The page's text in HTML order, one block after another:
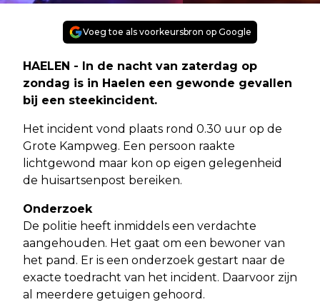
Voeg toe als voorkeursbron op Google
HAELEN - In de nacht van zaterdag op
zondag is in Haelen een gewonde gevallen
bij een steekincident.
Het incident vond plaats rond 0.30 uur op de
Grote Kampweg. Een persoon raakte
lichtgewond maar kon op eigen gelegenheid
de huisartsenpost bereiken.
Onderzoek
De politie heeft inmiddels een verdachte
aangehouden. Het gaat om een bewoner van
het pand. Er is een onderzoek gestart naar de
exacte toedracht van het incident. Daarvoor zijn
al meerdere getuigen gehoord.